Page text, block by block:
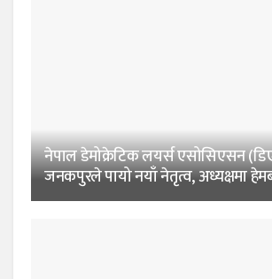
नेपाल डेमोक्रेटिक लयर्स एसोसिएसन
जनकपुरले पायो नयाँ नेतृत्व, अध्यक्षमा